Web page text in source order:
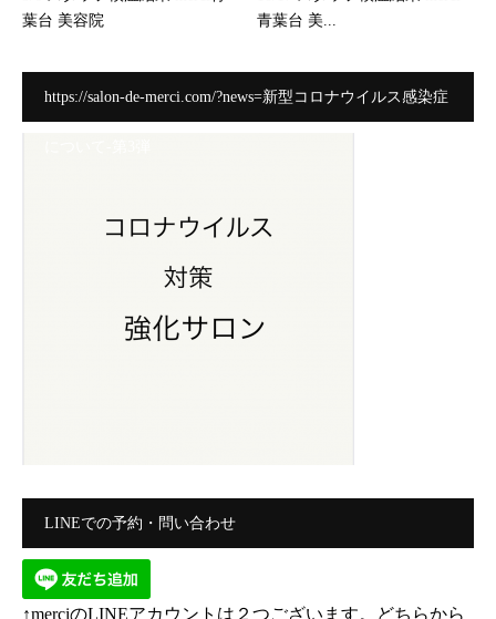
葉台 美容院
青葉台 美...
https://salon-de-merci.com/?news=新型コロナウイルス感染症
LINEでの予約・問い合わせ
↑merciのLINEアカウントは２つございます。どちらから